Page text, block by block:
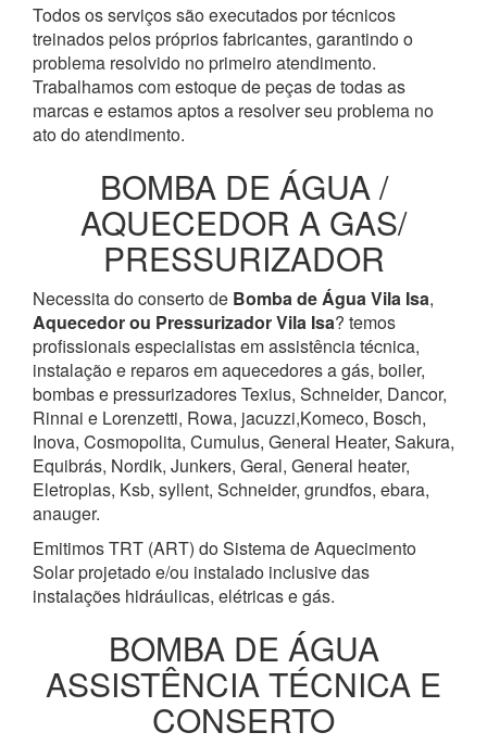
Todos os serviços são executados por técnicos
treinados pelos próprios fabricantes, garantindo o
problema resolvido no primeiro atendimento.
Trabalhamos com estoque de peças de todas as
marcas e estamos aptos a resolver seu problema no
ato do atendimento.
BOMBA DE ÁGUA /
AQUECEDOR A GAS/
PRESSURIZADOR
Necessita do conserto de Bomba de ÁguaVila Isa,
Aquecedor ou PressurizadorVila Isa? temos
profissionais especialistas em assistência técnica,
instalação e reparos em aquecedores a gás, boiler,
bombas e pressurizadores Texius, Schneider, Dancor,
Rinnai e Lorenzetti, Rowa, jacuzzi,Komeco, Bosch,
Inova, Cosmopolita, Cumulus, General Heater, Sakura,
Equibrás, Nordik, Junkers, Geral, General heater,
Eletroplas, Ksb, syllent, Schneider, grundfos, ebara,
anauger.
Emitimos TRT (ART) do Sistema de Aquecimento
Solar projetado e/ou instalado inclusive das
instalações hidráulicas, elétricas e gás.
BOMBA DE ÁGUA
ASSISTÊNCIA TÉCNICA E
CONSERTO